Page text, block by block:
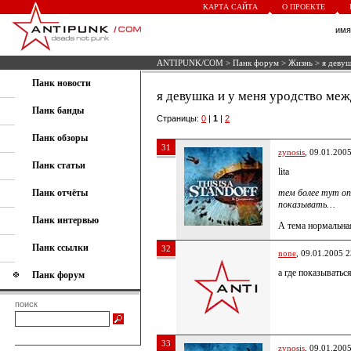
КАРТА САЙТА О ПРОЕКТЕ
ANTIPUNK/COM > Панк форум > Жизнь > я
Панк новости
Панк банды
Панк обзоры
Панк статьи
Панк отчёты
Панк интервью
Панк ссылки
Панк форум
поиск
я девушка и у меня уродство
Страницы: 0 | 1 | 2
31 zynosis ,
lita
тем более тут
показывать…
А тема
32 none , 09.01.2005
а где
33 zynosis ,